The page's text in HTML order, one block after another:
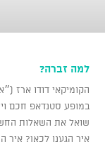
למה זברה?
הקומיקאי דודו ארז
במופע סטנדאפ חכם
שואל את השאלות
איך הגענו לכאן?